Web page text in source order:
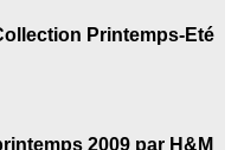
Printemps-Eté
2009 par H&M